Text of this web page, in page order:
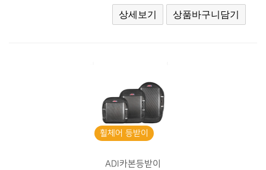
휠체어 등받이
ADI카본등받이